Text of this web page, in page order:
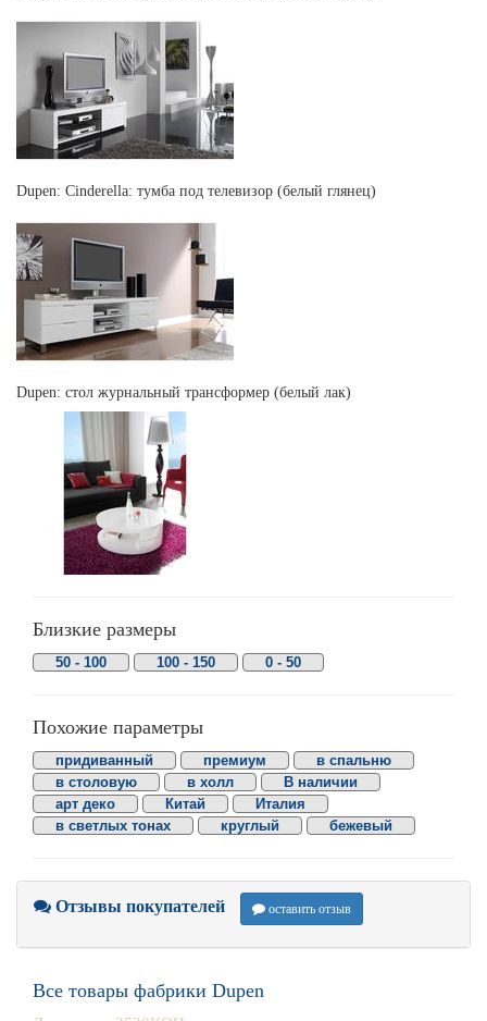
Dupen: Cinderella: тумба под телевизор (белый глянец)
Dupen: стол журнальный трансформер (белый лак)
Близкие размеры
50 - 100 100 - 150 0 - 50
Похожие параметры
придиванный премиум
в спальню
в столовую
в холл
В наличии
арт деко
Китай
Италия
в светлых тонах
круглый бежевый
Отзывы покупателей оставить отзыв
Все товары фабрики Dupen